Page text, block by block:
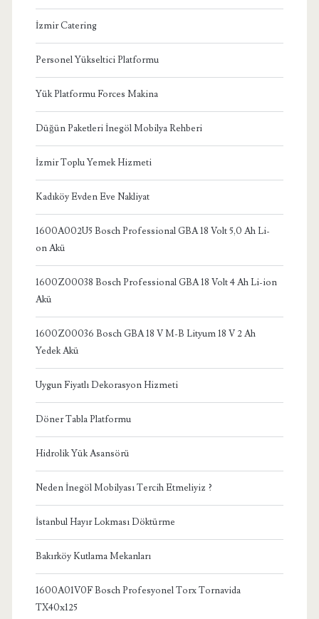
İzmir Catering
Personel Yükseltici Platformu
Yük Platformu Forces Makina
Düğün Paketleri İnegöl Mobilya Rehberi
İzmir Toplu Yemek Hizmeti
Kadıköy Evden Eve Nakliyat
1600A002U5 Bosch Professional GBA 18 Volt 5,0 Ah Li-
on Akü
1600Z00038 Bosch Professional GBA 18 Volt 4 Ah Li-ion
Akü
1600Z00036 Bosch GBA 18 V M-B Lityum 18 V 2 Ah
Yedek Akü
Uygun Fiyatlı Dekorasyon Hizmeti
Döner Tabla Platformu
Hidrolik Yük Asansörü
Neden İnegöl Mobilyası Tercih Etmeliyiz ?
İstanbul Hayır Lokması Döktürme
Bakırköy Kutlama Mekanları
1600A01V0F Bosch Profesyonel Torx Tornavida
TX40x125